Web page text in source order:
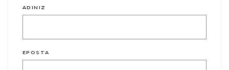
ADINIZ
EPOSTA